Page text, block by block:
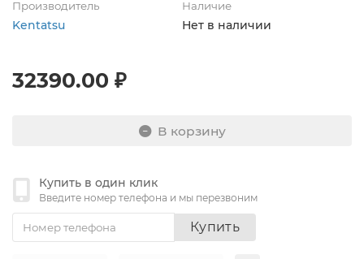
Производитель
Kentatsu
Наличие
Нет в наличии
32390.00 ₽
В корзину
Купить в один клик
Введите номер телефона и мы перезвоним
Купить